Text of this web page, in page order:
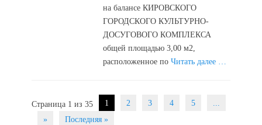
на балансе КИРОВСКОГО
ГОРОДСКОГО КУЛЬТУРНО-
ДОСУГОВОГО КОМПЛЕКСА
общей площадью 3,00 м2,
расположенное поЧитать далее …
Post
navigation
Страница 1 из 35 1 2 3 4 5
...
»
Последняя »